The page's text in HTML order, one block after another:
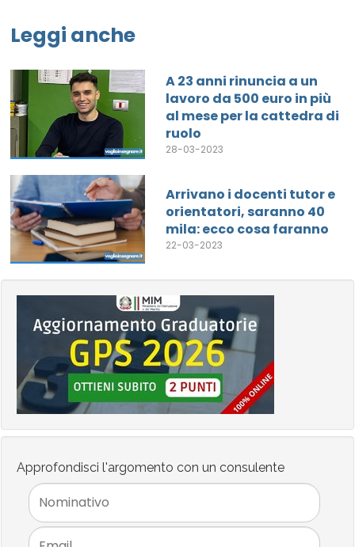
Leggi anche
A 23 anni rinuncia a un
lavoro da 500 euro in più
al mese per la cattedra di
ruolo
28-03-2023
Arrivano i docenti tutor e
orientatori, saranno 40
mila: ecco cosa faranno
22-03-2023
Approfondisci l'argomento con un consulente